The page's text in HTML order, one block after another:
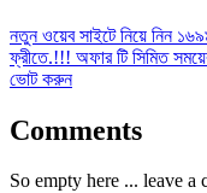
নতুন ওয়েব সাইটে নিয়ে নিন
ফ্রীতে.!!! অফার টি সিমিত
ভোট করুন
Comments
So empty here ... leave a